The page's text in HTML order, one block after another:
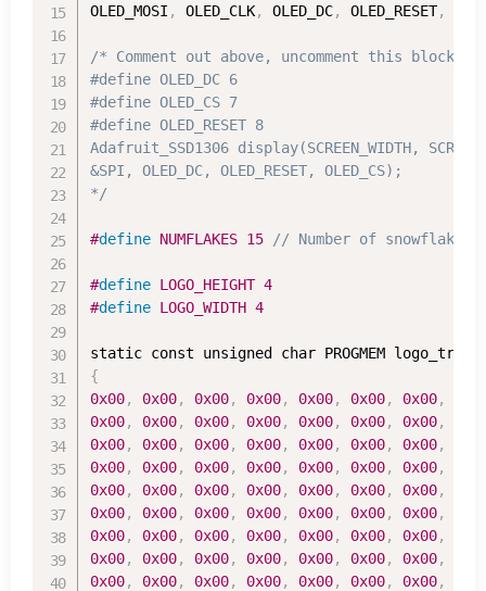
OLED_MOSI , OLED_CLK, OLED_DC, OLED_RESET,
/* Comment out above, uncomment this block to
#define OLED_DC 6
#define OLED_CS 7
#define OLED_RESET 8
Adafruit_SSD1306 display(SCREEN_WIDTH,
&SPI, OLED_DC, OLED_RESET, OLED_CS);
*/
#define NUMFLAKES 15 // Number of snowflakes
#define LOGO_HEIGHT 4
#define LOGO_WIDTH 4
static const unsigned char PROGMEM logo_tree
{
0x00, 0x00, 0x00, 0x00, 0x00, 0x00, 0x00,
0x00, 0x00, 0x00, 0x00, 0x00, 0x00, 0x00,
0x00, 0x00, 0x00, 0x00, 0x00, 0x00, 0x00,
0x00, 0x00, 0x00, 0x00, 0x00, 0x00, 0x00,
0x00, 0x00, 0x00, 0x00, 0x00, 0x00, 0x00,
0x00, 0x00, 0x00, 0x00, 0x00, 0x00, 0x00,
0x00, 0x00, 0x00, 0x00, 0x00, 0x00, 0x00,
0x00, 0x00, 0x00, 0x00, 0x00, 0x00, 0x00,
0x00, 0x00, 0x00, 0x00, 0x00, 0x00, 0x00,